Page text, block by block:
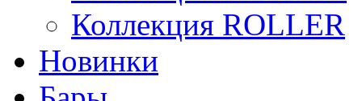
Коллекция ROLLER
Новинки